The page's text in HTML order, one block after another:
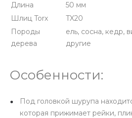
Длина
50 мм
Шлиц Torx
TX20
Породы
дерева
ель, сосна, кедр,
другие
Особенности:
Под головкой шурупа
которая прижимает рейки,